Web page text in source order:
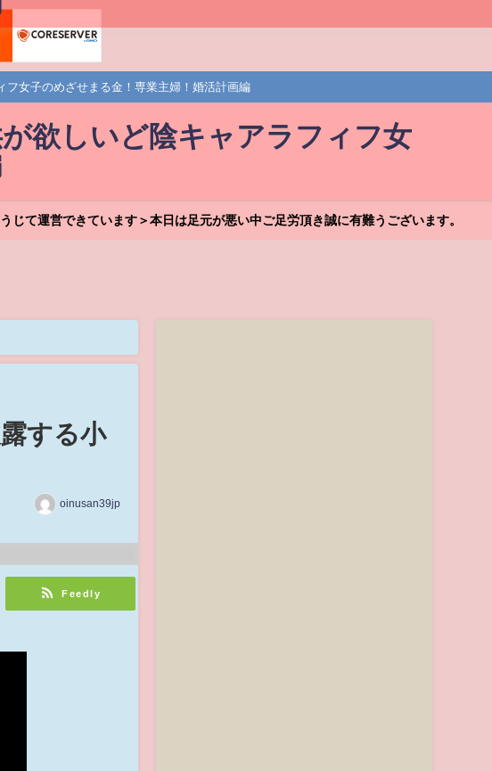
女子のめざせまる金！専業主婦！婚活計画編
欲しいど陰キャアラフィフ女
て運営できています＞本日は足元が悪い中ご足労頂き誠に有難うございます。
する小
oinusan39jp
Feedly